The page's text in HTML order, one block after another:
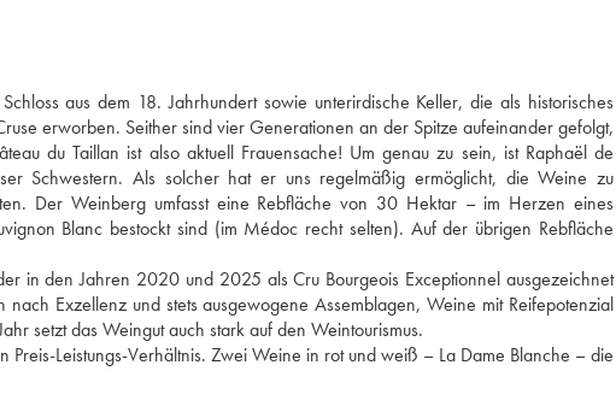
aus dem 18. Jahrhundert sowie unterirdische Keller, die als historisches
erworben. Seither sind vier Generationen an der Spitze aufeinander gefolgt,
du Taillan ist also aktuell Frauensache! Um genau zu sein, ist Raphaël de
Schwestern. Als solcher hat er uns regelmäßig ermöglicht, die Weine zu
Der Weinberg umfasst eine Rebfläche von 30 Hektar – im Herzen eines
Blanc bestockt sind (im Médoc recht selten). Auf der übrigen Rebfläche
in den Jahren 2020 und 2025 als Cru Bourgeois Exceptionnel ausgezeichnet
Exzellenz und stets ausgewogene Assemblagen, Weine mit Reifepotenzial
setzt das Weingut auch stark auf den Weintourismus.
Leistungs-Verhältnis. Zwei Weine in rot und weiß – La Dame Blanche – die